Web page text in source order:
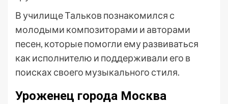
В училище Тальков познакомился с
молодыми композиторами и авторами
песен, которые помогли ему развиваться
как исполнителю и поддерживали его в
поисках своего музыкального стиля.
Уроженец города Москва